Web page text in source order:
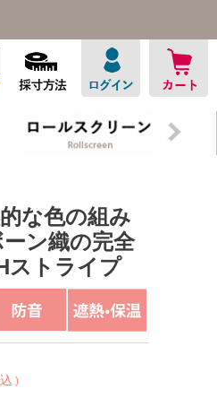
な色の組み
ン織の完全
トライプ